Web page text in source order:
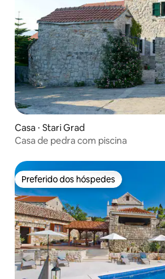
Casa ⋅ Stari Grad
Casa de pedra com piscina
Preferido dos hóspedes
Preferido dos hóspedes